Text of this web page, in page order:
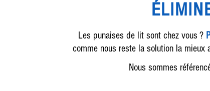
Les punaises de lit sont chez vous ?
comme nous reste la solution la mieux
Nous sommes